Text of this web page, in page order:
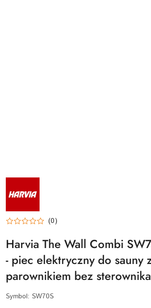
LOGO
HARVIA
(0)
Harvia The Wall Combi
- piec elektryczny do sauny
parownikiem bez sterownika
Symbol: SW70S